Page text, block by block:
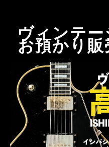
ヴィンテー
お預かり販